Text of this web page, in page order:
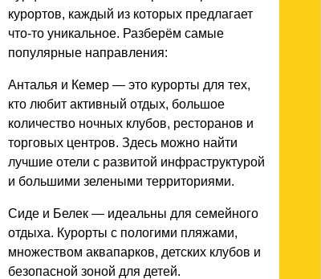
курортов, каждый из которых предлагает
что-то уникальное. Разберём самые
популярные направления:
Анталья и Кемер — это курорты для тех,
кто любит активный отдых, большое
количество ночных клубов, ресторанов и
торговых центров. Здесь можно найти
лучшие отели с развитой инфраструктурой
и большими зелеными территориями.
Сиде и Белек — идеальны для семейного
отдыха. Курорты с пологими пляжами,
множеством аквапарков, детских клубов и
безопасной зоной для детей.